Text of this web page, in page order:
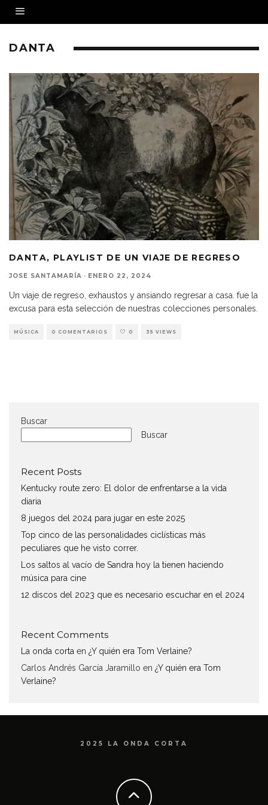
DANTA
DANTA, PLAYLIST DE UN VIAJE DE REGRESO
JOSE SANTAMARÍA · ENERO 22, 2024
Un viaje de regreso, exhaustos y ansiando regresar a casa. fue la
excusa para esta selección de nuestras colecciones personales.
MÚSICA 0 COMENTARIOS 0 35 VIEWS
Buscar
Buscar
Recent Posts
Kentucky route zero: El dolor de enfrentarse a la vida
diaria
8 juegos del 2024 para jugar en este 2025
Top cinco de las personalidades ciclísticas más
peculiares que he visto correr.
Los saltos al vacío de Sandra hoy la tienen haciendo
música para cine
12 discos del 2023 que es necesario escuchar en el 2024
Recent Comments
La onda corta en ¿Y quién era Tom Verlaine?
Carlos Andrés García Jaramillo en ¿Y quién era Tom
Verlaine?
2025 LA ONDA CORTA